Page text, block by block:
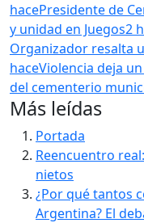
hacePresidente de
y unidad en Juegos2
Organizador resalta
haceViolencia deja
del cementerio
Más leídas
Portada
Reencuentro
nietos
¿Por qué tantos
Argentina? El